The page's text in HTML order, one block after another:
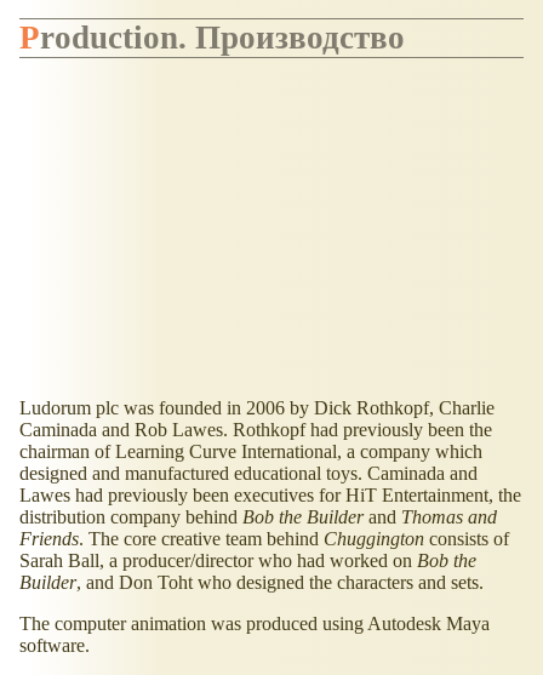
Production. Производство
Ludorum plc was founded in 2006 by Dick Rothkopf, Charlie
Caminada and Rob Lawes. Rothkopf had previously been the
chairman of Learning Curve International, a company which
designed and manufactured educational toys. Caminada and
Lawes had previously been executives for HiT Entertainment, the
distribution company behind Bob the Builderand Thomas and
Friends. The core creative team behind Chuggington consists of
Sarah Ball, a producer/director who had worked on Bob the
Builder, and Don Toht who designed the characters and sets.
The computer animation was produced using Autodesk Maya
software.